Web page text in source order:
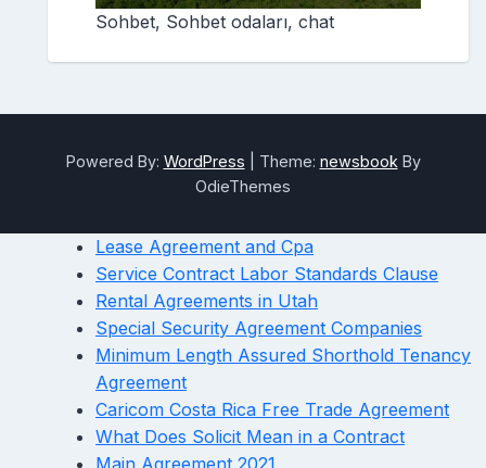
Sohbet, Sohbet odaları, chat
Powered By: WordPress Theme: newsbook By
OdieThemes
Lease Agreement and Cpa
Service Contract Labor Standards Clause
Rental Agreements in Utah
Special Security Agreement Companies
Minimum Length Assured Shorthold Tenancy
Agreement
Caricom Costa Rica Free Trade Agreement
What Does Solicit Mean in a Contract